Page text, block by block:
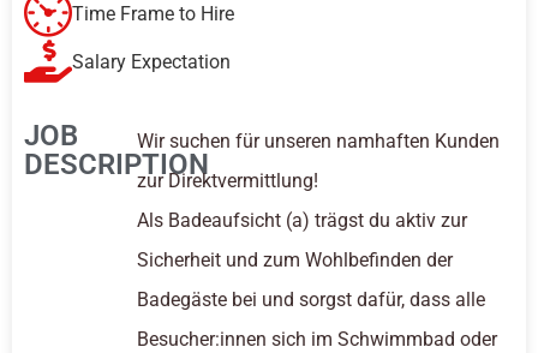
Time Frame to Hire
Salary Expectation
JOB
DESCRIPTION
Wir suchen für unseren namhaften Kunden
zur Direktvermittlung!
Als Badeaufsicht (a) trägst du aktiv zur
Sicherheit und zum Wohlbefinden der
Badegäste bei und sorgst dafür, dass alle
Besucher:innen sich im Schwimmbad oder